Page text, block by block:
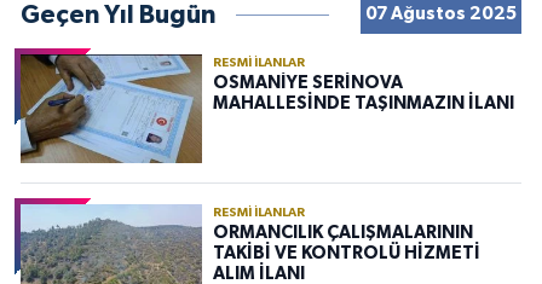
Geçen Yıl Bugün 07 Ağustos 2025
RESMI İLANLAR
OSMANİYE SERİNOVA
MAHALLESİNDE TAŞINMAZIN İLANI
RESMI İLANLAR
ORMANCILIK ÇALIŞMALARININ
TAKİBİ VE KONTROLÜ HİZMETİ
ALIM İLANI